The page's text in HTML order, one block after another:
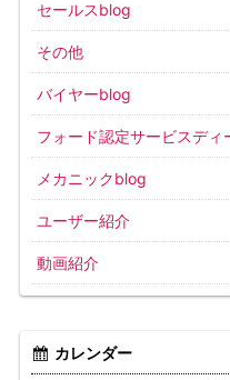
セールスblog
その他
バイヤーblog
フォード認定サービスデ
メカニックblog
ユーザー紹介
動画紹介
カレンダー